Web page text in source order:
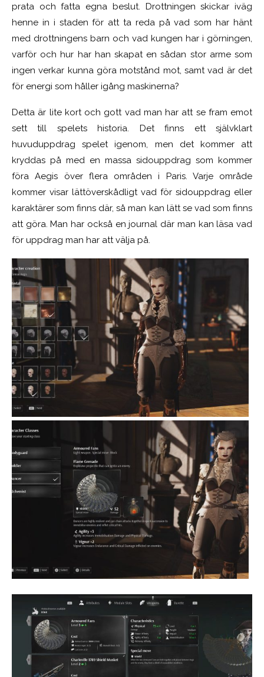
prata och fatta egna beslut. Drottningen skickar iväg
henne in i staden för att ta reda på vad som har hänt
med drottningens barn och vad kungen har i görningen,
varför och hur har han skapat en sådan stor arme som
ingen verkar kunna göra motstånd mot, samt vad är det
för energi som håller igång maskinerna?
Detta är lite kort och gott vad man har att se fram emot
sett till spelets historia. Det finns ett självklart
huvuduppdrag spelet igenom, men det kommer att
kryddas på med en massa sidouppdrag som kommer
föra Aegis över flera områden i Paris. Varje område
kommer visar lättöverskådligt vad för sidouppdrag eller
karaktärer som finns där, så man kan lätt se vad som finns
att göra. Man har också en journal där man kan läsa vad
för uppdrag man har att välja på.